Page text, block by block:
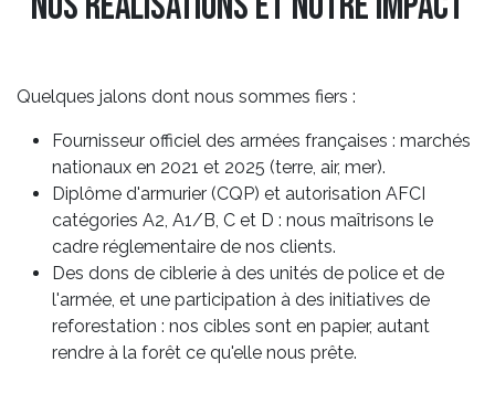
Quelques jalons dont nous sommes fiers :
Fournisseur officiel des armées françaises : marchés
nationaux en 2021 et 2025 (terre, air, mer).
Diplôme d'armurier (CQP) et autorisation AFCI
catégories A2, A1/B, C et D : nous maîtrisons le
cadre réglementaire de nos clients.
Des dons de ciblerie à des unités de police et de
l'armée, et une participation à des initiatives de
reforestation : nos cibles sont en papier, autant
rendre à la forêt ce qu'elle nous prête.